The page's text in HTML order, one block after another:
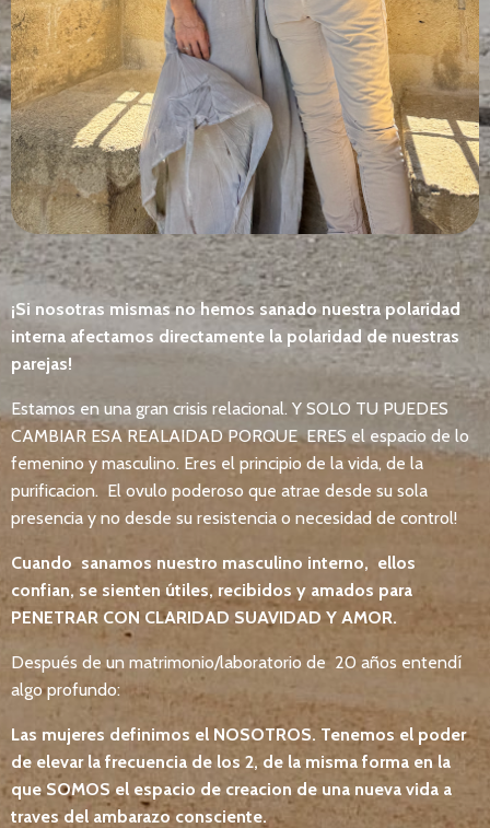
¡Si nosotras mismas no hemos sanado nuestra polaridad
interna afectamos directamente la polaridad de nuestras
parejas!
Estamos en una gran crisis relacional. Y SOLO TU PUEDES
CAMBIAR ESA REALAIDAD PORQUE ERES el espacio de lo
femenino y masculino. Eres el principio de la vida, de la
purificacion. El ovulo poderoso que atrae desde su sola
presencia y no desde su resistencia o necesidad de control!
Cuando sanamos nuestro masculino interno, ellos
confian, se sienten útiles, recibidos y amados para
PENETRAR CON CLARIDAD SUAVIDAD Y AMOR.
Después de un matrimonio/laboratorio de 20 años entendí
algo profundo:
Las mujeres definimos el NOSOTROS. Tenemos el poder
de elevar la frecuencia de los 2, de la misma forma en la
que SOMOS el espacio de creacion de una nueva vida a
traves del ambarazo consciente.